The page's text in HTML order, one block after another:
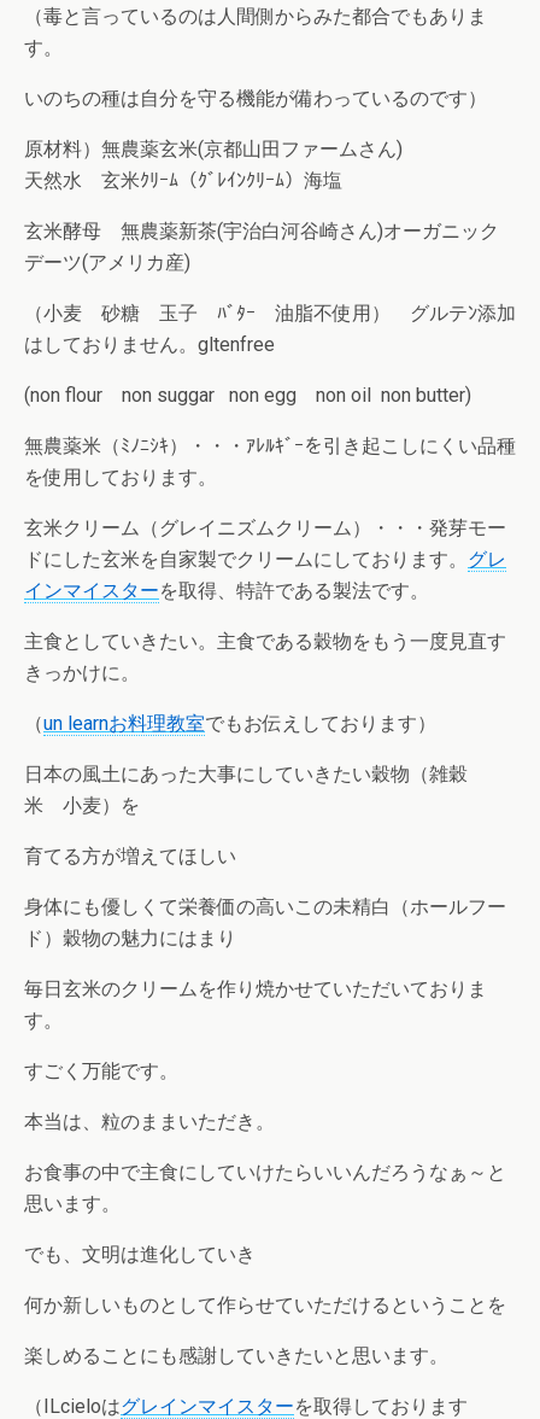
（毒と言っているのは人間側からみた都合でもありま
す。
いのちの種は自分を守る機能が備わっているのです）
原材料）無農薬玄米(京都山田ファームさん)
天然水 玄米ｸﾘｰﾑ（ｸﾞﾚｲﾝｸﾘｰﾑ）海塩
玄米酵母 無農薬新茶(宇治白河谷崎さん)オーガニック
デーツ(アメリカ産)
（小麦 砂糖 玉子 ﾊﾞﾀｰ 油脂不使用） グルテﾝ添加
はしておりません。gltenfree
(non flour non suggar non egg non oil non butter)
無農薬米（ﾐﾉﾆｼｷ）・・・ｱﾚﾙｷﾞｰを引き起こしにくい品種
を使用しております。
玄米クリーム（グレイニズムクリーム）・・・発芽モー
ドにした玄米を自家製でクリームにしております。 グレ
インマイスターを取得、特許である製法です。
主食としていきたい。主食である穀物をもう一度見直す
きっかけに。
（un learnお料理教室でもお伝えしております）
日本の風土にあった大事にしていきたい穀物（雑穀
米 小麦）を
育てる方が増えてほしい
身体にも優しくて栄養価の高いこの未精白（ホールフー
ド）穀物の魅力にはまり
毎日玄米のクリームを作り焼かせていただいておりま
す。
すごく万能です。
本当は、粒のままいただき。
お食事の中で主食にしていけたらいいんだろうなぁ～と
思います。
でも、文明は進化していき
何か新しいものとして作らせていただけるということを
楽しめることにも感謝していきたいと思います。
（ILcieloはグレインマイスターを取得しております